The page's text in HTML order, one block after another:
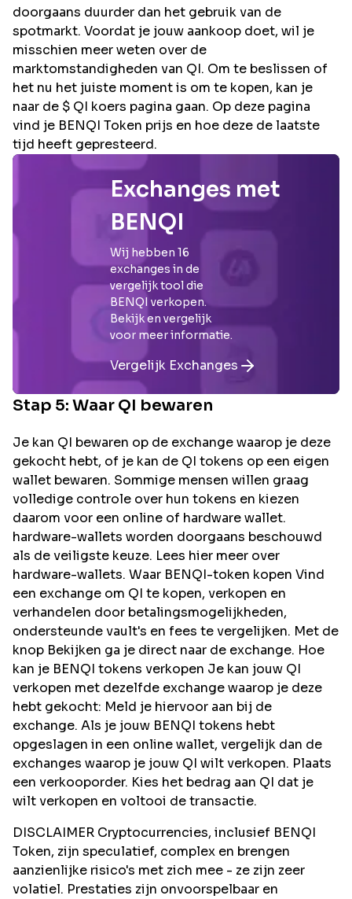
doorgaans duurder dan het gebruik van de
spotmarkt. Voordat je jouw aankoop doet, wil je
misschien meer weten over de
marktomstandigheden van QI. Om te beslissen of
het nu het juiste moment is om te kopen, kan je
naar de $ QI koers pagina gaan. Op deze pagina
vind je BENQI Token prijs en hoe deze de laatste
tijd heeft gepresteerd.
Exchanges met
BENQI
Wij hebben 16
exchanges in de
vergelijk tool die
BENQI verkopen.
Bekijk en vergelijk
voor meer informatie.
Vergelijk Exchanges
Stap 5: Waar QI bewaren
Je kan QI bewaren op de exchange waarop je deze
gekocht hebt, of je kan de QI tokens op een eigen
wallet bewaren. Sommige mensen willen graag
volledige controle over hun tokens en kiezen
daarom voor een online of hardware wallet.
hardware-wallets worden doorgaans beschouwd
als de veiligste keuze. Lees hier meer over
hardware-wallets. Waar BENQI-token kopen Vind
een exchange om QI te kopen, verkopen en
verhandelen door betalingsmogelijkheden,
ondersteunde vault's en fees te vergelijken. Met de
knop Bekijken ga je direct naar de exchange. Hoe
kan je BENQI tokens verkopen Je kan jouw QI
verkopen met dezelfde exchange waarop je deze
hebt gekocht: Meld je hiervoor aan bij de
exchange. Als je jouw BENQI tokens hebt
opgeslagen in een online wallet, vergelijk dan de
exchanges waarop je jouw QI wilt verkopen. Plaats
een verkooporder. Kies het bedrag aan QI dat je
wilt verkopen en voltooi de transactie.
DISCLAIMER Cryptocurrencies, inclusief BENQI
Token, zijn speculatief, complex en brengen
aanzienlijke risico's met zich mee - ze zijn zeer
volatiel. Prestaties zijn onvoorspelbaar en